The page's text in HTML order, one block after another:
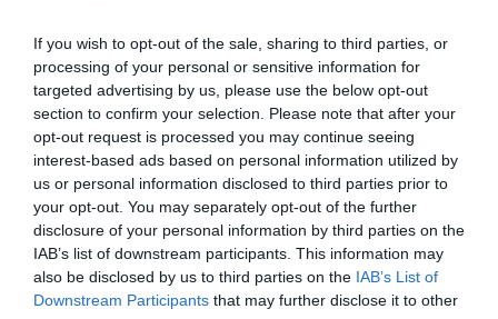
If you wish to opt-out of the sale, sharing to third parties, or
processing of your personal or sensitive information for
targeted advertising by us, please use the below opt-out
section to confirm your selection. Please note that after your
opt-out request is processed you may continue seeing
interest-based ads based on personal information utilized by
us or personal information disclosed to third parties prior to
your opt-out. You may separately opt-out of the further
disclosure of your personal information by third parties on the
IAB’s list of downstream participants. This information may
also be disclosed by us to third parties on the IAB’s List of
Downstream Participants that may further disclose it to other
4.